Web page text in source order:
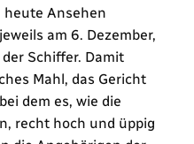
heute Ansehen
am 6. Dezember,
Schiffer. Damit
Mahl, das Gericht
dem es, wie die
recht hoch und üppig